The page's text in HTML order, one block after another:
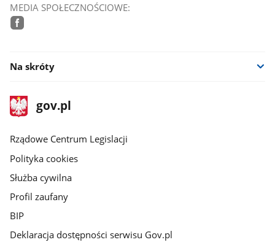
MEDIA SPOŁECZNOŚCIOWE:
Na skróty
stopka
gov.plStrona
gov.pl
Rządowe Centrum Legislacji
Polityka cookies
Służba cywilna
Profil zaufany
BIP
Deklaracja dostępności serwisu Gov.pl